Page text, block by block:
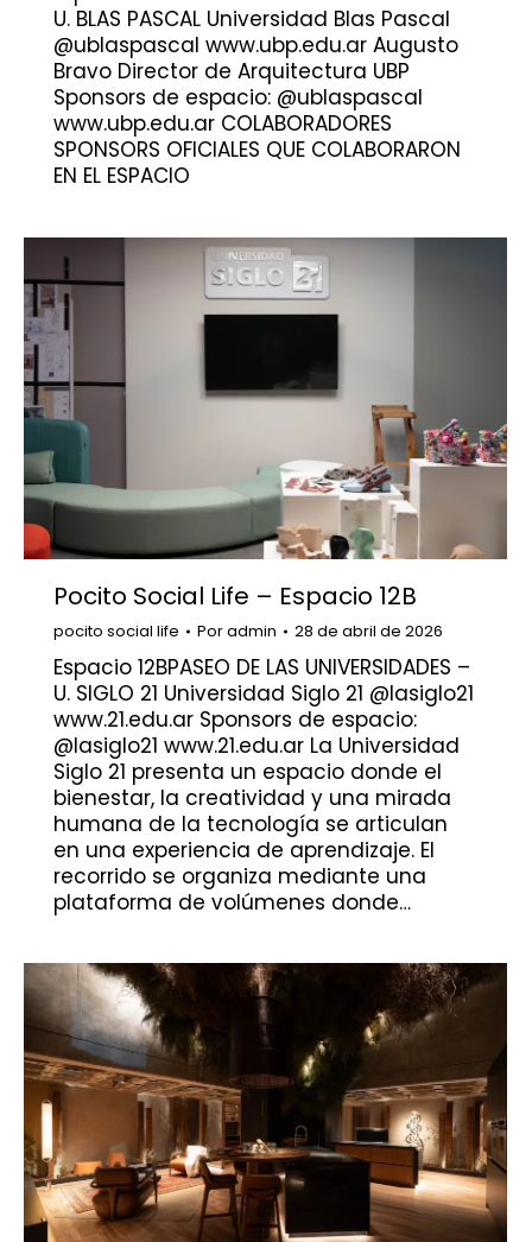
U. BLAS PASCAL Universidad Blas Pascal
@ublaspascal www.ubp.edu.ar Augusto
Bravo Director de Arquitectura UBP
Sponsors de espacio: @ublaspascal
www.ubp.edu.ar COLABORADORES
SPONSORS OFICIALES QUE COLABORARON
EN EL ESPACIO
Pocito Social Life – Espacio 12B
pocito social life Poradmin 28 de abril de 2026
Espacio 12BPASEO DE LAS UNIVERSIDADES –
U. SIGLO 21 Universidad Siglo 21 @lasiglo21
www.21.edu.ar Sponsors de espacio:
@lasiglo21 www.21.edu.ar La Universidad
Siglo 21 presenta un espacio donde el
bienestar, la creatividad y una mirada
humana de la tecnología se articulan
en una experiencia de aprendizaje. El
recorrido se organiza mediante una
plataforma de volúmenes donde…